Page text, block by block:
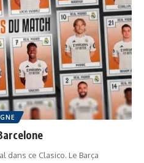
ce Clasico. Le Barça